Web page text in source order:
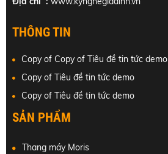
THÔNG TIN
Copy of Copy of Tiêu đề tin tức demo
Copy of Tiêu đề tin tức demo
Copy of Tiêu đề tin tức demo
SẢN PHẨM
Thang máy Moris